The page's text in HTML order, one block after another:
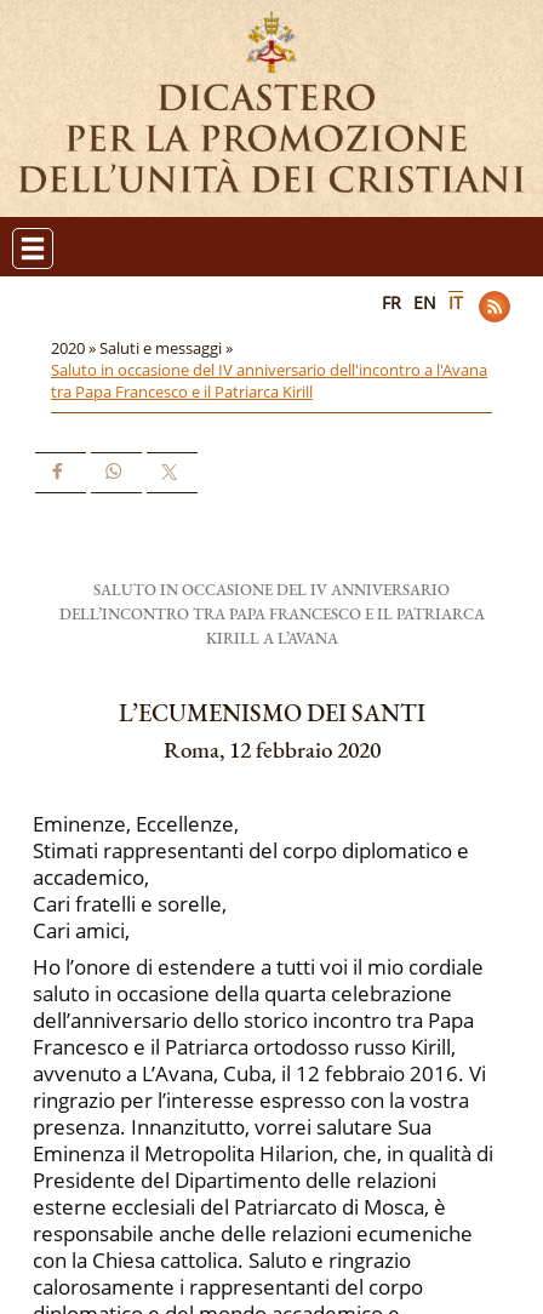
FR EN IT
2020 »Saluti e messaggi »
Saluto in occasione del IV anniversario dell'incontro a l'Avana
tra Papa Francesco e il Patriarca Kirill
SALUTO IN OCCASIONE DEL IV ANNIVERSARIO
DELL’INCONTRO TRA PAPA FRANCESCO E IL PATRIARCA
KIRILL A L’AVANA
L’ECUMENISMO DEI SANTI
Roma, 12 febbraio 2020
Eminenze, Eccellenze,
Stimati rappresentanti del corpo diplomatico e
accademico,
Cari fratelli e sorelle,
Cari amici,
Ho l’onore di estendere a tutti voi il mio cordiale
saluto in occasione della quarta celebrazione
dell’anniversario dello storico incontro tra Papa
Francesco e il Patriarca ortodosso russo Kirill,
avvenuto a L’Avana, Cuba, il 12 febbraio 2016. Vi
ringrazio per l’interesse espresso con la vostra
presenza. Innanzitutto, vorrei salutare Sua
Eminenza il Metropolita Hilarion, che, in qualità di
Presidente del Dipartimento delle relazioni
esterne ecclesiali del Patriarcato di Mosca, è
responsabile anche delle relazioni ecumeniche
con la Chiesa cattolica. Saluto e ringrazio
calorosamente i rappresentanti del corpo